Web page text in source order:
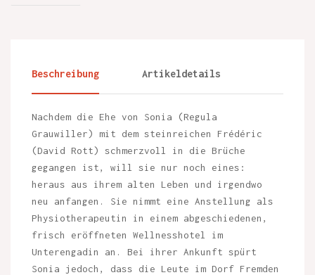
Beschreibung Artikeldetails
Nachdem die Ehe von Sonia (Regula
Grauwiller) mit dem steinreichen Frédéric
(David Rott) schmerzvoll in die Brüche
gegangen ist, will sie nur noch eines:
heraus aus ihrem alten Leben und irgendwo
neu anfangen. Sie nimmt eine Anstellung als
Physiotherapeutin in einem abgeschiedenen,
frisch eröffneten Wellnesshotel im
Unterengadin an. Bei ihrer Ankunft spürt
Sonia jedoch, dass die Leute im Dorf Fremden